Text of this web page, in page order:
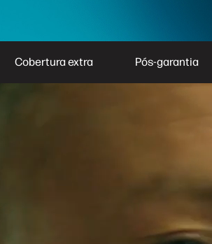
Cobertura extra Pós-garantia